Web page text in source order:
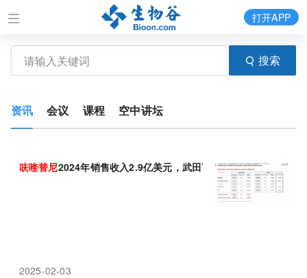
搜索
打开APP
资讯 会议 课程 空中讲坛
呋喹替尼2024年销售收入2.9亿美元，武田下一任首席执行官确定
2025-02-03